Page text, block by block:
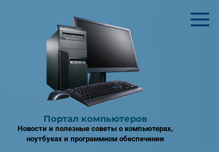
Портал компьютеров
Новости и полезные советы о компьютерах,
ноутбуках и программном обеспечении